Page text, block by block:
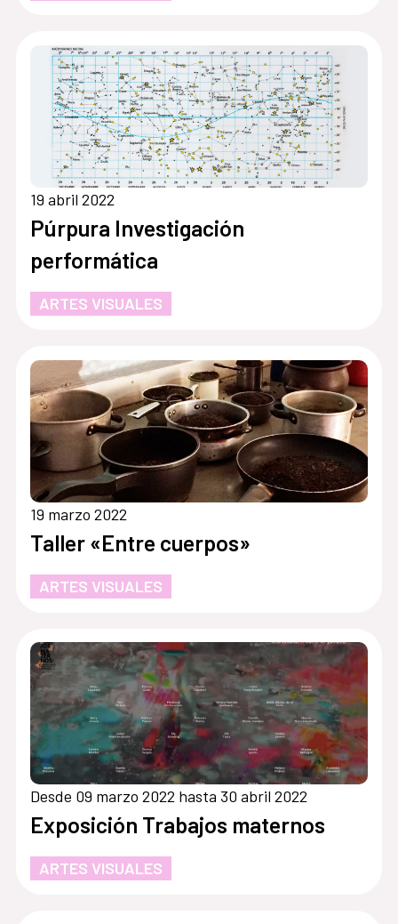
19 abril 2022
Púrpura Investigación
performática
ARTES VISUALES
19 marzo 2022
Taller «Entre cuerpos»
ARTES VISUALES
Desde 09 marzo 2022 hasta 30 abril 2022
Exposición Trabajos maternos
ARTES VISUALES